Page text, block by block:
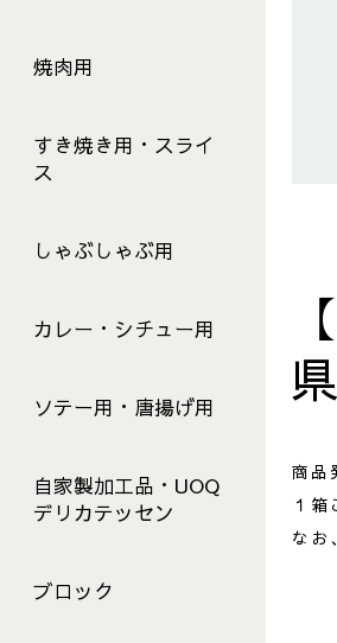
焼肉用
すき焼き用・スライ
ス
しゃぶしゃぶ用
カレー・シチュー用
ソテー用・唐揚げ用
自家製加工品・UOQ
デリカテッセン
ブロック
商品
１
なお